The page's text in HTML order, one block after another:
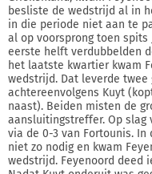
besliste de wedstrijd al in
in die periode niet aan te
al op voorsprong toen spits
eerste helft verdubbelden
het laatste kwartier kwam
wedstrijd. Dat leverde
achtereenvolgens Kuyt
naast). Beiden misten de
aansluitingstreffer. Op
via de 0-3 van Fortounis.
niet zo nodig en kwam
wedstrijd. Feyenoord deed